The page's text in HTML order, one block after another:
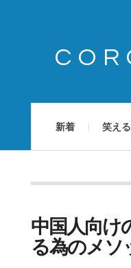
新着 笑える
中国人向け
る為のメソ